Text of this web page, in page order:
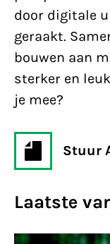
door digitale
geraakt.
bouwen aan
sterker en
je mee?
Stuur
Laatste